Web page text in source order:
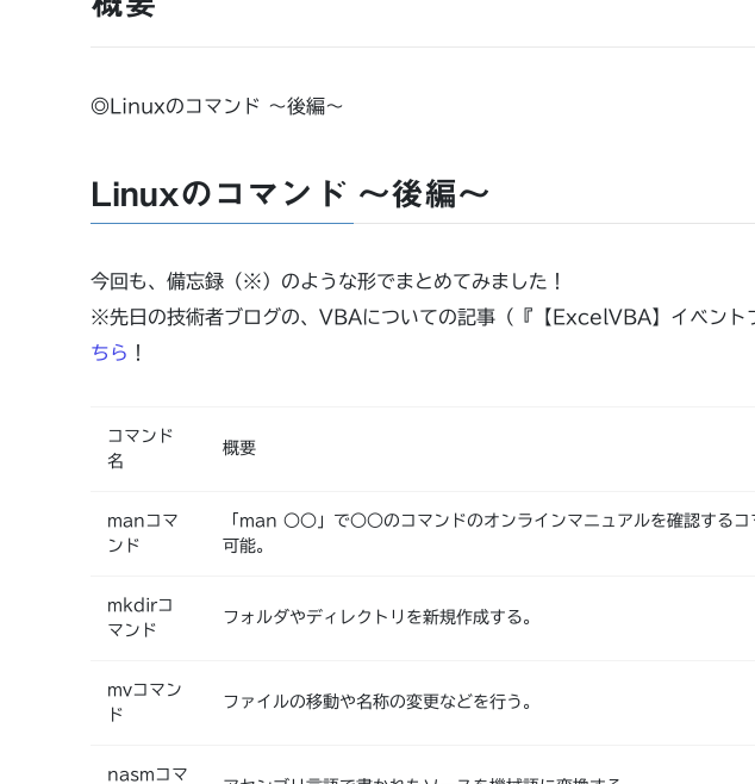
◎Linuxのコマンド ～後編～
Linuxのコマンド ～後編～
今回も、備忘録（※）のような形でまとめてみました！
※先日の技術者ブログの、VBAについての記事（『【ExcelVBA】イベント
ちら ！
コマンド
名
概要
manコマ
ンド
「man ○○」で○○のコマンドのオンラインマニュアルを確認する
可能。
mkdirコ
マンド
フォルダやディレクトリを新規作成する。
mvコマン
ド
ファイルの移動や名称の変更などを行う。
nasmコマ